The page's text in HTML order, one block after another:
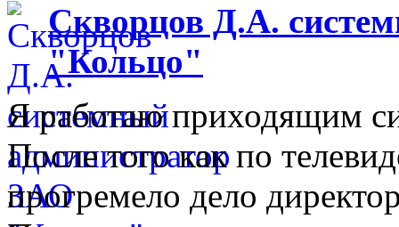
Скворцов Д.А.
"Кольцо"
Я работаю приходящим
После того как по
прогремело дело